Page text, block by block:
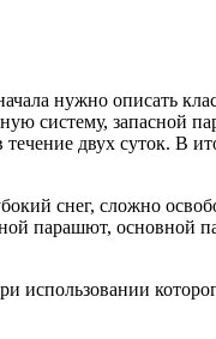
нужно описать
систему, запасной
двух суток. В
снег, сложно
парашют,
использовании